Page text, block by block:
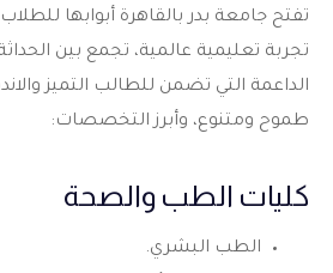
تفتح جامعة بدر بالقاهرة أبوابها
تجربة تعليمية عالمية، تجمع بين الحداثة
الداعمة التي تضمن للطالب التميز
طموح ومتنوع، وأبرز التخصصات:
كليات الطب والصحة
الطب البشري.